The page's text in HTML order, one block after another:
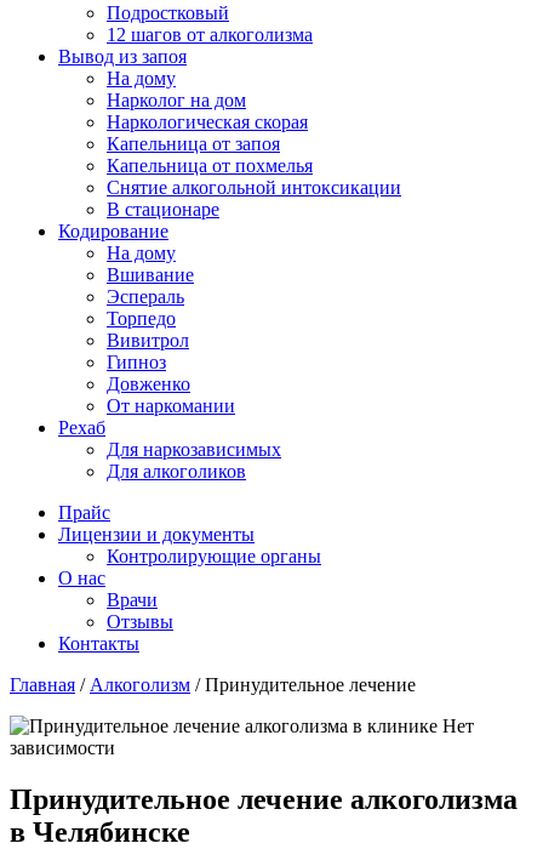
Подростковый
12 шагов от алкоголизма
Вывод из запоя
На дому
Нарколог на дом
Наркологическая скорая
Капельница от запоя
Капельница от похмелья
Снятие алкогольной интоксикации
В стационаре
Кодирование
На дому
Вшивание
Эспераль
Торпедо
Вивитрол
Гипноз
Довженко
От наркомании
Рехаб
Для наркозависимых
Для алкоголиков
Прайс
Лицензии и документы
Контролирующие органы
О нас
Врачи
Отзывы
Контакты
Главная / Алкоголизм /Принудительное лечение
Принудительное лечение алкоголизма
в Челябинске